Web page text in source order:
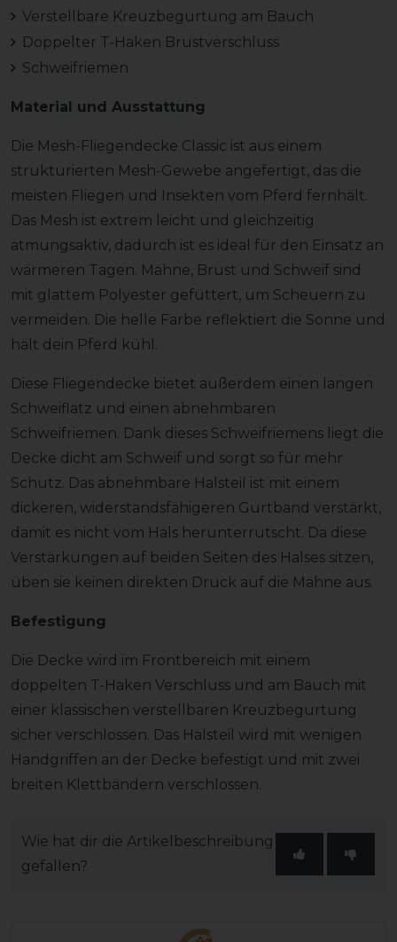
Verstellbare Kreuzbegurtung am Bauch
Doppelter T-Haken Brustverschluss
Schweifriemen
Material und Ausstattung
Die Mesh-Fliegendecke Classic ist aus einem
strukturierten Mesh-Gewebe angefertigt, das die
meisten Fliegen und Insekten vom Pferd fernhält.
Das Mesh ist extrem leicht und gleichzeitig
atmungsaktiv, dadurch ist es ideal für den Einsatz an
wärmeren Tagen. Mähne, Brust und Schweif sind
mit glattem Polyester gefüttert, um Scheuern zu
vermeiden. Die helle Farbe reflektiert die Sonne und
hält dein Pferd kühl.
Diese Fliegendecke bietet außerdem einen langen
Schweiflatz und einen abnehmbaren
Schweifriemen. Dank dieses Schweifriemens liegt die
Decke dicht am Schweif und sorgt so für mehr
Schutz. Das abnehmbare Halsteil ist mit einem
dickeren, widerstandsfähigeren Gurtband verstärkt,
damit es nicht vom Hals herunterrutscht. Da diese
Verstärkungen auf beiden Seiten des Halses sitzen,
üben sie keinen direkten Druck auf die Mähne aus.
Befestigung
Die Decke wird im Frontbereich mit einem
doppelten T-Haken Verschluss und am Bauch mit
einer klassischen verstellbaren Kreuzbegurtung
sicher verschlossen. Das Halsteil wird mit wenigen
Handgriffen an der Decke befestigt und mit zwei
breiten Klettbändern verschlossen.
Wie hat dir die Artikelbeschreibung
gefallen?